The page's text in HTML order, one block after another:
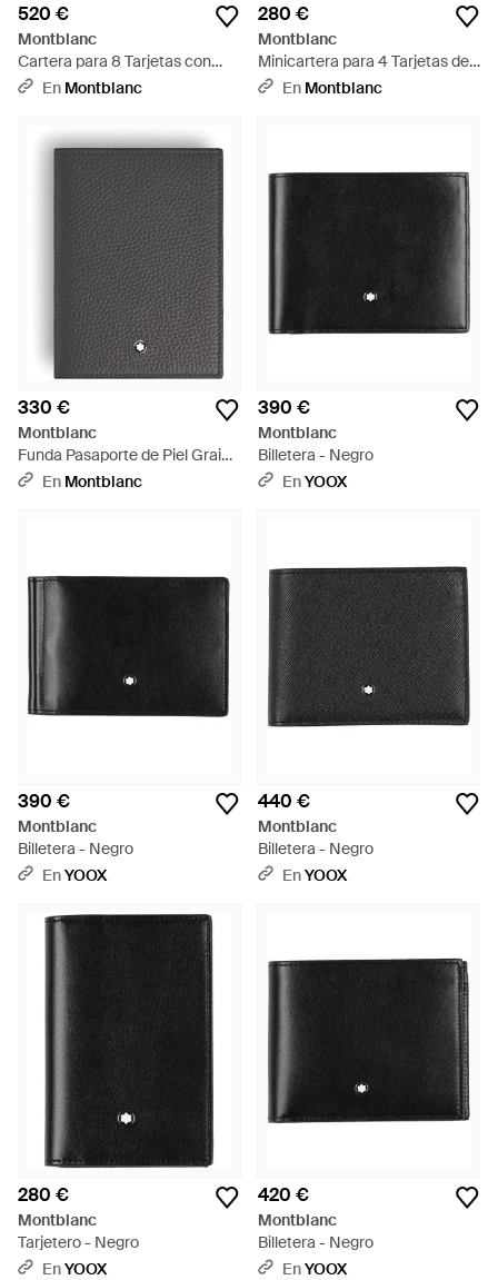
520 €
Montblanc
Cartera para 8 Tarjetas con
Cremallera de Piel Sartorial -
En Montblanc
280 €
Montblanc
Minicartera para 4 Tarjetas de
Piel Sartorial - Marrón
En Montblanc
330 €
Montblanc
Funda Pasaporte de Piel Grain -
GrisEn Montblanc
390 €
Montblanc
Billetera - Negro
EnYOOX
390 €
Montblanc
Billetera - Negro
EnYOOX
440 €
Montblanc
Billetera - Negro
EnYOOX
280 €
Montblanc
Tarjetero - Negro
EnYOOX
420 €
Montblanc
Billetera - Negro
EnYOOX